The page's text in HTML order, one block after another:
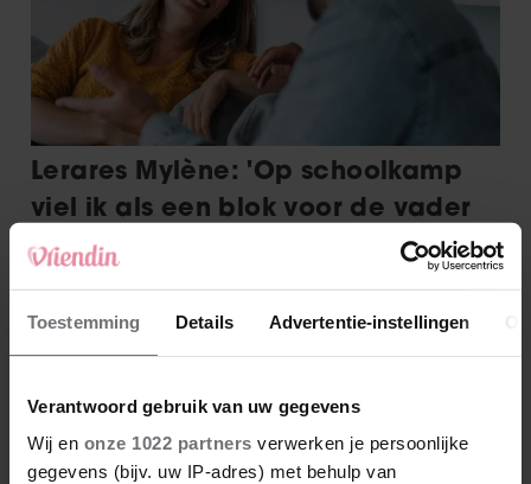
Toestemming Details Advertentie-instellingen
Verantwoord gebruik van uw gegevens
Wij en onze 1022 partners verwerken je persoonlijke
gegevens (bijv. uw IP-adres) met behulp van